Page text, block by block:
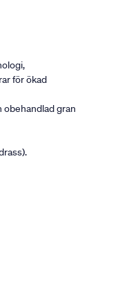
för ökad
obehandlad gran